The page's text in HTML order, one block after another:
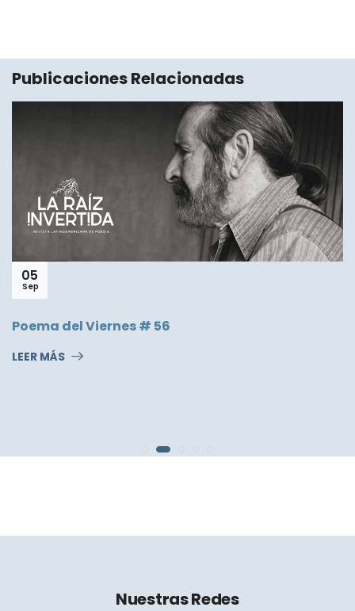
Publicaciones Relacionadas
05
Sep
Poema del Viernes # 56
LEER MÁS
Nuestras Redes